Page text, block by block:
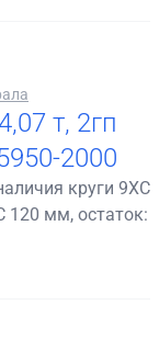
т, 2гп
2000
круги 9ХС
120 мм, остаток: